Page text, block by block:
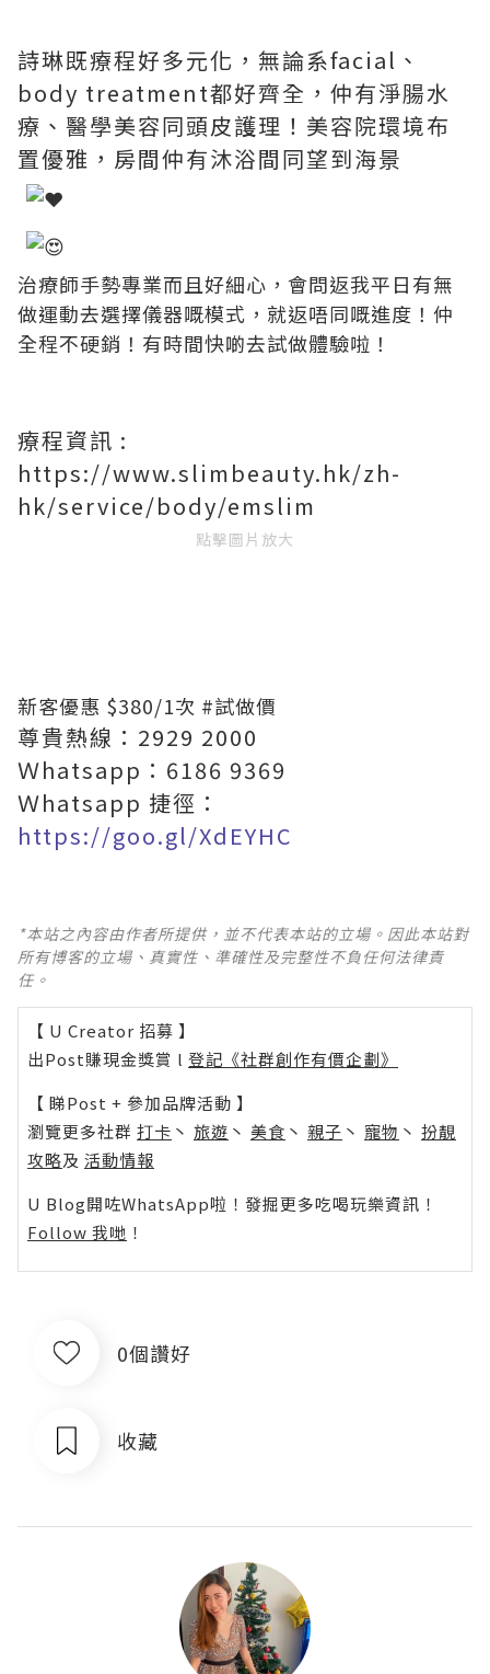
詩琳既療程好多元化，無論系facial、
body treatment都好齊全，仲有淨腸水
療、醫學美容同頭皮護理！美容院環境布
置優雅，房間仲有沐浴間同望到海景
治療師手勢專業而且好細心，會問返我平日有無
做運動去選擇儀器嘅模式，就返唔同嘅進度！仲
全程不硬銷！有時間快啲去試做體驗啦！
療程資訊 :
https://www.slimbeauty.hk/zh-
hk/service/body/emslim
點擊圖片放大
新客優惠 $380/1次 #試做價
尊貴熱線：2929 2000
Ｗhatsapp：6186 9369
Ｗhatsapp 捷徑：
https://goo.gl/XdEYHC
*本站之內容由作者所提供，並不代表本站的立場。因此本站對
所有博客的立場、真實性、準確性及完整性不負任何法律責
任。
【 U Creator 招募 】
出Post賺現金獎賞 l 登記《社群創作有價企劃》
【 睇Post + 參加品牌活動 】
瀏覽更多社群 打卡 丶 旅遊 丶 美食 丶 親子 丶 寵物 丶 扮靚
攻略及 活動情報
U Blog開咗WhatsApp啦！發掘更多吃喝玩樂資訊！
Follow 我哋 ！
0個讚好
收藏